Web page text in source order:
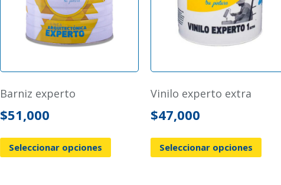
barniz experto
$51,000
Seleccionar opciones
vinilo experto extra
$47,000
Seleccionar opciones